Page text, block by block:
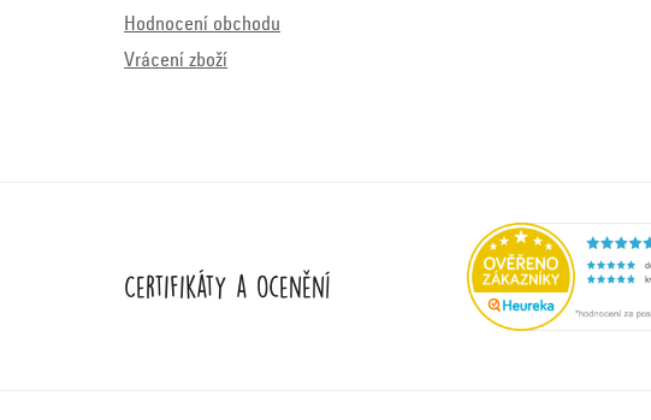
Hodnocení obchodu
Vrácení zboží
Certifikáty a ocenění